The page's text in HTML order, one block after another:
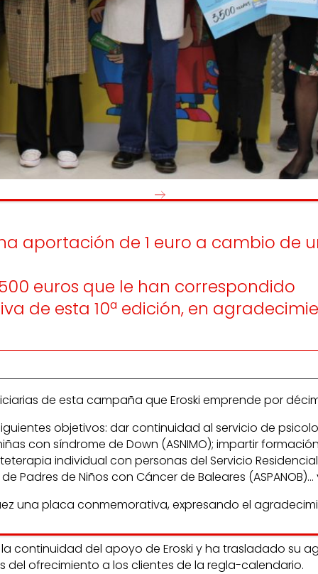
la
el desarrollo
Escuchamos
informamos a las
personas
aportación de 1 euro a cambio
euros que le han correspondido
de esta 10ª edición, en
de esta campaña que Eroski emprende por
objetivos: dar continuidad al servicio de
con síndrome de Down (ASNIMO); impartir
individual con personas del Servicio
de Niños con Cáncer de Baleares
una placa conmemorativa, expresando el
continuidad del apoyo de Eroski y ha trasladado su
ofrecimiento a los clientes de la regla-calendario.